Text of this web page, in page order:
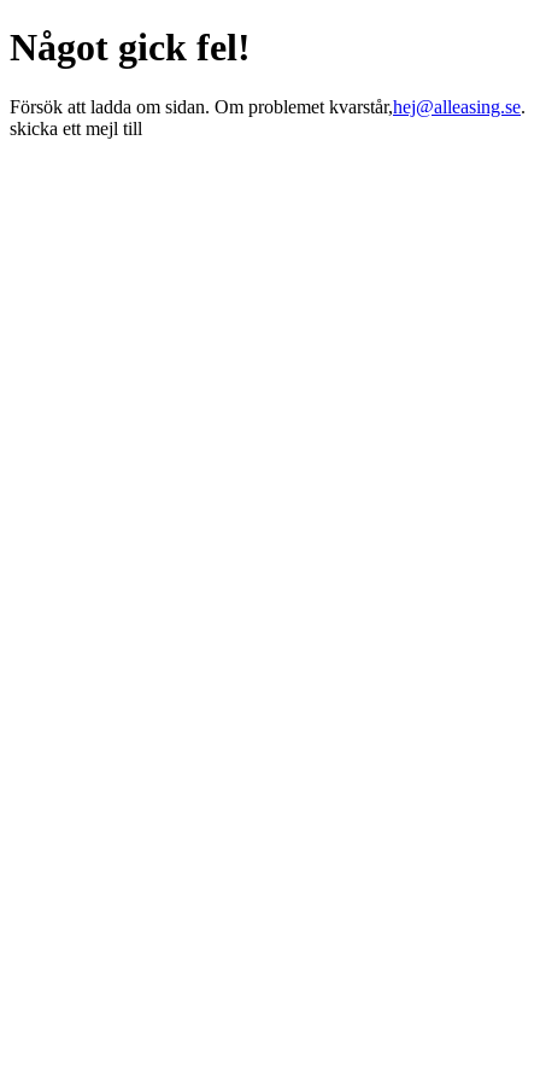
Något gick fel!
Försök att ladda om sidan. Om problemet kvarstår,hej@alleasing.se.
skicka ett mejl till